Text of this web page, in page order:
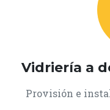
Vidriería a
Provisión e